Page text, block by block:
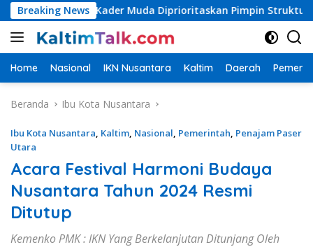
Langsung
ke
konten
Breaking News
Kader Muda Diprioritaskan Pimpin Struktur Partai
Home Nasional IKN Nusantara Kaltim Daerah
Beranda Ibu Kota Nusantara
Ibu Kota Nusantara, Kaltim, Nasional, Pemerintah, Penajam Paser
Utara
Acara Festival Harmoni Budaya
Nusantara Tahun 2024 Resmi
Ditutup
Kemenko PMK : IKN Yang Berkelanjutan Ditunjang Oleh